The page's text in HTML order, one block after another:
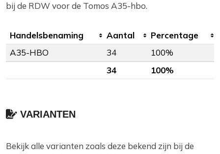
bij de RDW voor de Tomos A35-hbo.
Handelsbenaming Aantal
Percentage
A35-HBO
34
100%
34
100%
VARIANTEN
Bekijk alle varianten zoals deze bekend zijn bij de